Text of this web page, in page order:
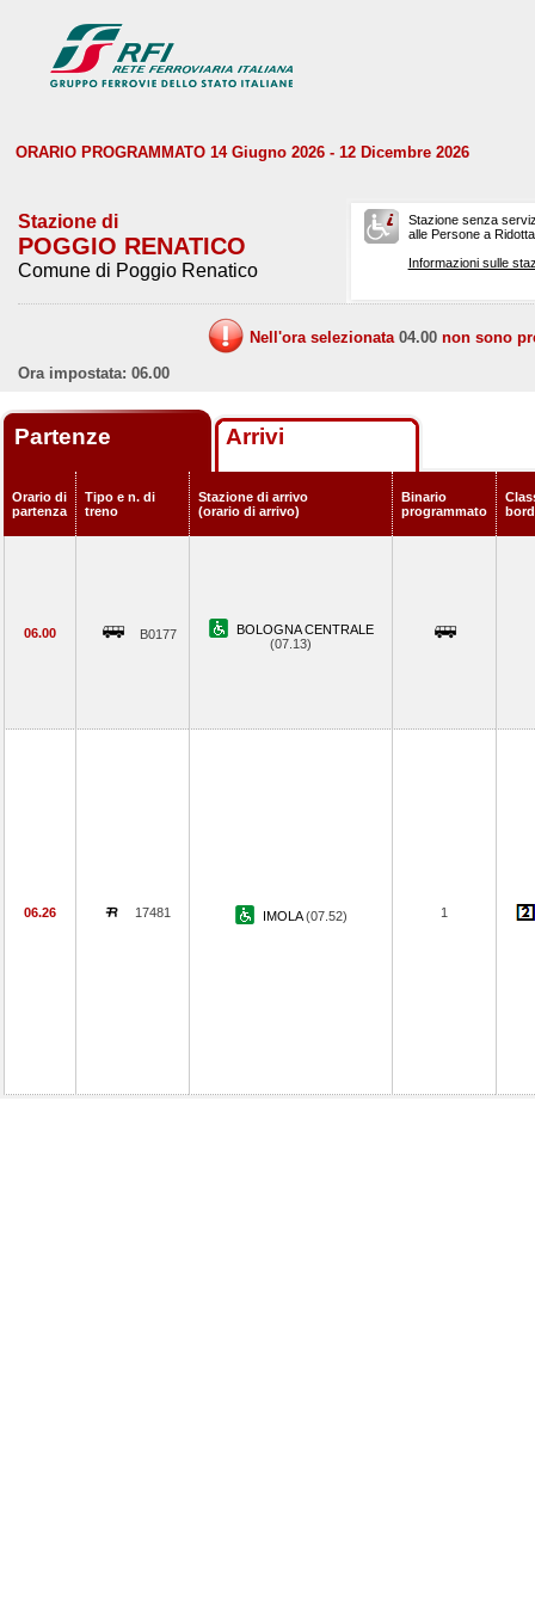
ORARIO PROGRAMMATO 14 Giugno 2026 - 12 Dicembre 2026
Stazione di
POGGIO RENATICO
Comune di Poggio Renatico
Stazione senza
alle Persone a
Informazioni sulle
Nell'ora selezionata 04.00 non sono
Ora impostata: 06.00
Partenze Arrivi
Orario di
partenza
Tipo e n. di
treno
Stazione di arrivo
(orario di arrivo)
Binario
programmato
06.00 B0177
BOLOGNA CENTRALE
(07.13)
06.26 17481 IMOLA(07.52) 1